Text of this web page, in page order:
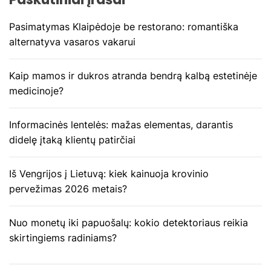
Pasimatymas Klaipėdoje be restorano: romantiška
alternatyva vasaros vakarui
Kaip mamos ir dukros atranda bendrą kalbą estetinėje
medicinoje?
Informacinės lentelės: mažas elementas, darantis
didelę įtaką klientų patirčiai
Iš Vengrijos į Lietuvą: kiek kainuoja krovinio
pervežimas 2026 metais?
Nuo monetų iki papuošalų: kokio detektoriaus reikia
skirtingiems radiniams?